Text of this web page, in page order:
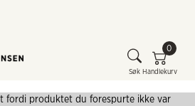
Søk
0
Handlekurv
fordi produktet du forespurte ikke var